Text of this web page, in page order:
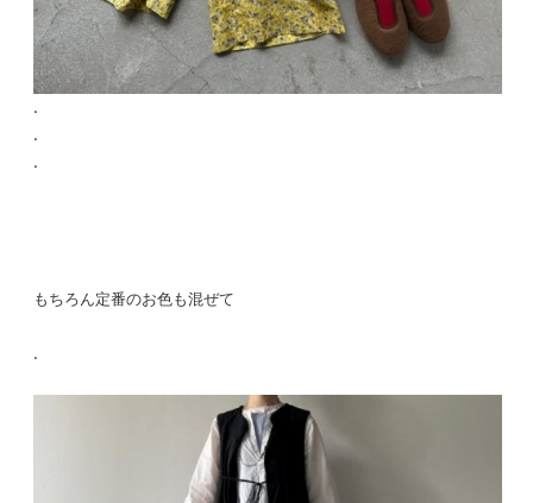
.
.
.
もちろん定番のお色も混ぜて
.